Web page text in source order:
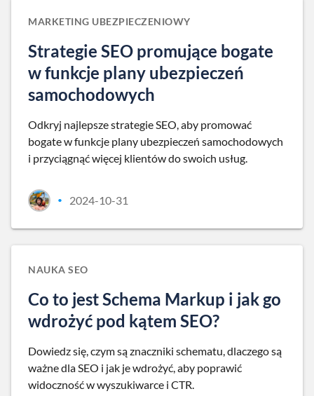
MARKETING UBEZPIECZENIOWY
Strategie SEO promujące bogate
w funkcje plany ubezpieczeń
samochodowych
Odkryj najlepsze strategie SEO, aby promować
bogate w funkcje plany ubezpieczeń samochodowych
i przyciągnąć więcej klientów do swoich usług.
• 2024-10-31
NAUKA SEO
Co to jest Schema Markup i jak go
wdrożyć pod kątem SEO?
Dowiedz się, czym są znaczniki schematu, dlaczego są
ważne dla SEO i jak je wdrożyć, aby poprawić
widoczność w wyszukiwarce i CTR.